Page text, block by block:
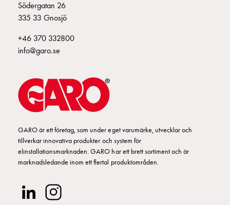
introduktion
GARO
Södergatan 26
335 33 Gnosjö
+46 370 332800
info@garo.se
GARO är ett företag, som under eget varumärke, utvecklar och
tillverkar innovativa produkter och system för
elinstallationsmarknaden. GARO har ett brett sortiment och är
marknadsledande inom ett flertal produktområden.